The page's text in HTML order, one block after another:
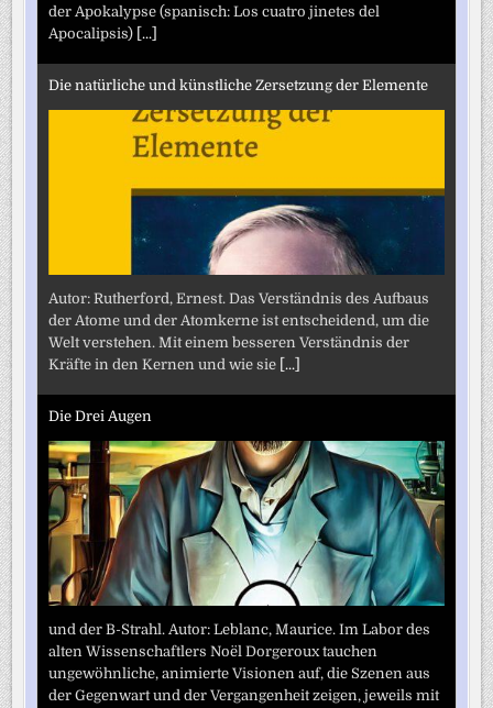
der Apokalypse (spanisch: Los cuatro jinetes del
Apocalipsis) [...]
Die natürliche und künstliche Zersetzung der Elemente
Autor: Rutherford, Ernest. Das Verständnis des Aufbaus
der Atome und der Atomkerne ist entscheidend, um die
Welt verstehen. Mit einem besseren Verständnis der
Kräfte in den Kernen und wie sie [...]
Die Drei Augen
und der B-Strahl. Autor: Leblanc, Maurice. Im Labor des
alten Wissenschaftlers Noël Dorgeroux tauchen
ungewöhnliche, animierte Visionen auf, die Szenen aus
der Gegenwart und der Vergangenheit zeigen, jeweils mit